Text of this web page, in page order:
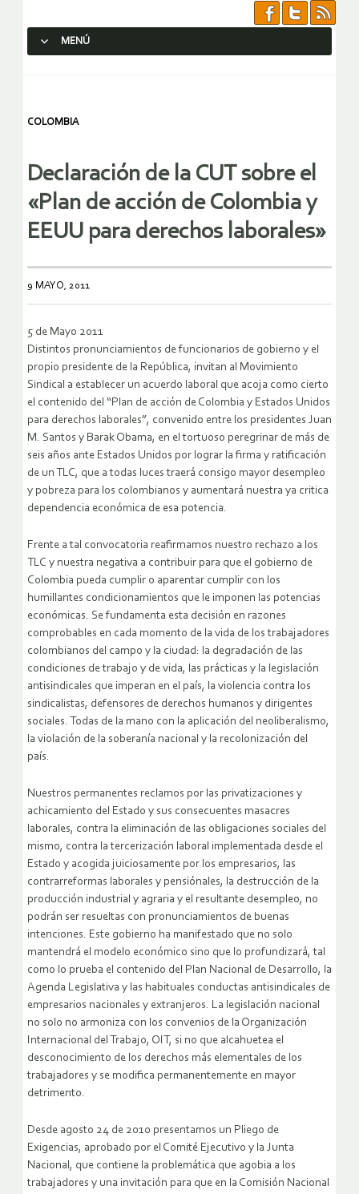
MENÚ
COLOMBIA
Declaración de la CUT sobre el
«Plan de acción de Colombia y
EEUU para derechos laborales»
9 MAYO, 2011
5 de Mayo 2011
Distintos pronunciamientos de funcionarios de gobierno y el
propio presidente de la República, invitan al Movimiento
Sindical a establecer un acuerdo laboral que acoja como cierto
el contenido del “Plan de acción de Colombia y Estados Unidos
para derechos laborales”, convenido entre los presidentes Juan
M. Santos y Barak Obama, en el tortuoso peregrinar de más de
seis años ante Estados Unidos por lograr la firma y ratificación
de un TLC, que a todas luces traerá consigo mayor desempleo
y pobreza para los colombianos y aumentará nuestra ya critica
dependencia económica de esa potencia.
Frente a tal convocatoria reafirmamos nuestro rechazo a los
TLC y nuestra negativa a contribuir para que el gobierno de
Colombia pueda cumplir o aparentar cumplir con los
humillantes condicionamientos que le imponen las potencias
económicas. Se fundamenta esta decisión en razones
comprobables en cada momento de la vida de los trabajadores
colombianos del campo y la ciudad: la degradación de las
condiciones de trabajo y de vida, las prácticas y la legislación
antisindicales que imperan en el país, la violencia contra los
sindicalistas, defensores de derechos humanos y dirigentes
sociales. Todas de la mano con la aplicación del neoliberalismo,
la violación de la soberanía nacional y la recolonización del
país.
Nuestros permanentes reclamos por las privatizaciones y
achicamiento del Estado y sus consecuentes masacres
laborales, contra la eliminación de las obligaciones sociales del
mismo, contra la tercerización laboral implementada desde el
Estado y acogida juiciosamente por los empresarios, las
contrarreformas laborales y pensiónales, la destrucción de la
producción industrial y agraria y el resultante desempleo, no
podrán ser resueltas con pronunciamientos de buenas
intenciones. Este gobierno ha manifestado que no solo
mantendrá el modelo económico sino que lo profundizará, tal
como lo prueba el contenido del Plan Nacional de Desarrollo, la
Agenda Legislativa y las habituales conductas antisindicales de
empresarios nacionales y extranjeros. La legislación nacional
no solo no armoniza con los convenios de la Organización
Internacional del Trabajo, OIT, si no que alcahuetea el
desconocimiento de los derechos más elementales de los
trabajadores y se modifica permanentemente en mayor
detrimento.
Desde agosto 24 de 2010 presentamos un Pliego de
Exigencias, aprobado por el Comité Ejecutivo y la Junta
Nacional, que contiene la problemática que agobia a los
trabajadores y una invitación para que en la Comisión Nacional